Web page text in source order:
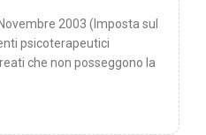
2003 (Imposta sul
psicoterapeutici
che non posseggono la